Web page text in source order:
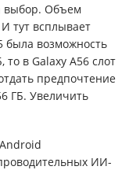
выбор. Объем
тут всплывает
была возможность
в Galaxy A56 слот
предпочтение
ГБ. Увеличить
ИИ-